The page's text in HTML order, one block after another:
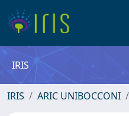
IRIS
IRIS ARIC UNIBOCCONI